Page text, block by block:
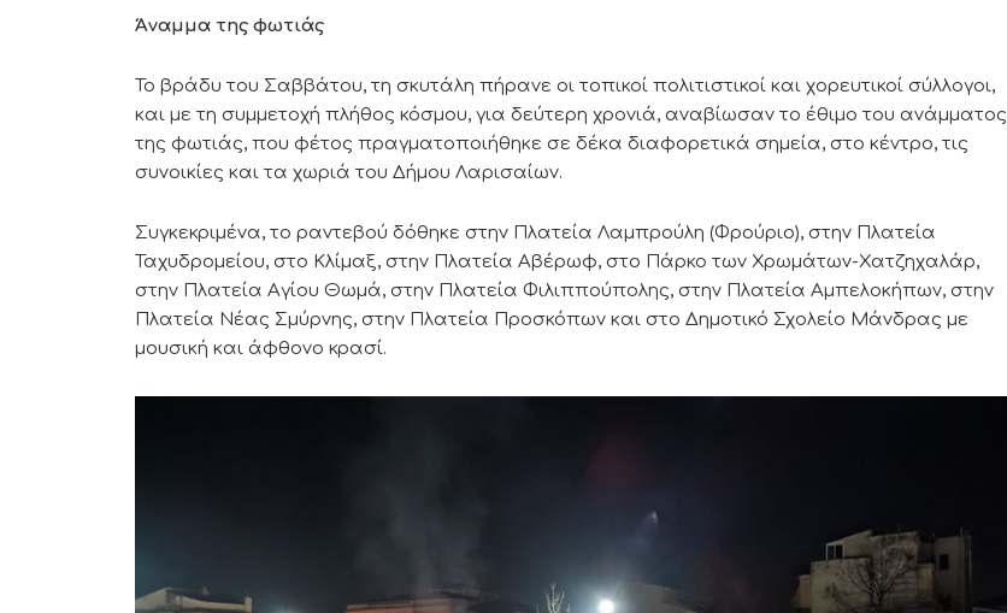
Άναμμα της φωτιάς
Το βράδυ του Σαββάτου, τη σκυτάλη πήρανε οι τοπικοί πολιτιστικοί και χορευτικοί σύλλογοι,
και με τη συμμετοχή πλήθος κόσμου, για δεύτερη χρονιά, αναβίωσαν το έθιμο του ανάμματος
της φωτιάς, που φέτος πραγματοποιήθηκε σε δέκα διαφορετικά σημεία, στο κέντρο, τις
συνοικίες και τα χωριά του Δήμου Λαρισαίων.
Συγκεκριμένα, το ραντεβού δόθηκε στην Πλατεία Λαμπρούλη (Φρούριο), στην Πλατεία
Ταχυδρομείου, στο Κλίμαξ, στην Πλατεία Αβέρωφ, στο Πάρκο των Χρωμάτων-Χατζηχαλάρ,
στην Πλατεία Αγίου Θωμά, στην Πλατεία Φιλιππούπολης, στην Πλατεία Αμπελοκήπων, στην
Πλατεία Νέας Σμύρνης, στην Πλατεία Προσκόπων και στο Δημοτικό Σχολείο Μάνδρας με
μουσική και άφθονο κρασί.